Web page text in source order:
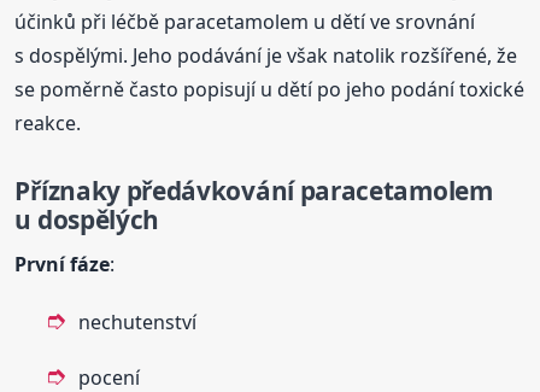
účinků při léčbě paracetamolem u dětí ve srovnání
s dospělými. Jeho podávání je však natolik rozšířené, že
se poměrně často popisují u dětí po jeho podání toxické
reakce.
Příznaky předávkováníparacetamolem
u dospělých
První fáze:
nechutenství
pocení